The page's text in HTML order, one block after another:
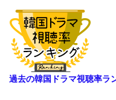
過去の韓国ドラマ視聴率ラ